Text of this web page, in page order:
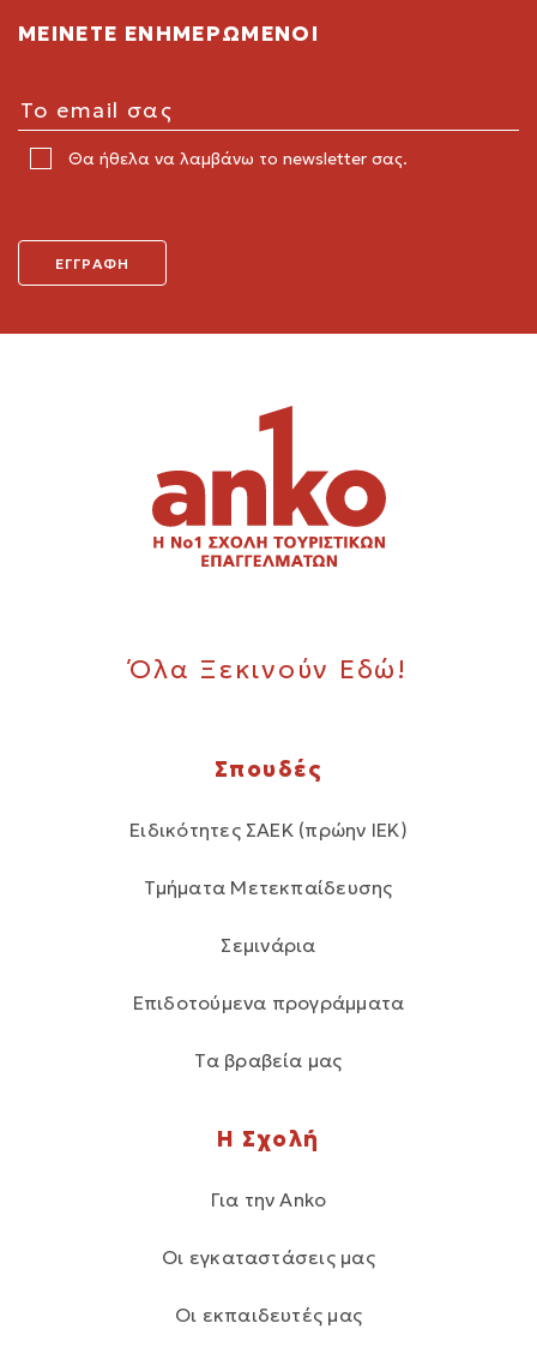
ΜΕΙΝΕΤΕ ΕΝΗΜΕΡΩΜΕΝΟΙ
Θα ήθελα να λαμβάνω το newsletter σας.
Όλα Ξεκινούν Εδώ!
Σπουδές
Ειδικότητες ΣΑΕΚ (πρώην ΙΕΚ)
Τμήματα Μετεκπαίδευσης
Σεμινάρια
Επιδοτούμενα προγράμματα
Τα βραβεία μας
Η Σχολή
Για την Anko
Οι εγκαταστάσεις μας
Οι εκπαιδευτές μας